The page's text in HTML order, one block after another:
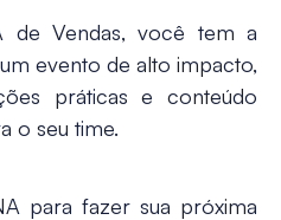
Vendas, você tem a
evento de alto impacto,
práticas e conteúdo
o seu time.
para fazer sua próxima